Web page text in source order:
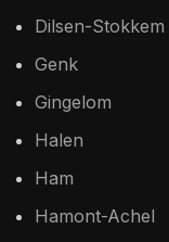
Dilsen-Stokkem
Genk
Gingelom
Halen
Ham
Hamont-Achel